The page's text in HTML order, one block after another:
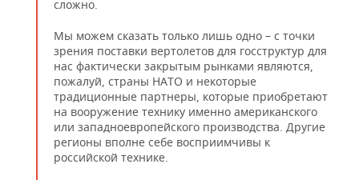
сложно.
Мы можем сказать только лишь одно – с точки
зрения поставки вертолетов для госструктур для
нас фактически закрытым рынками являются,
пожалуй, страны НАТО и некоторые
традиционные партнеры, которые приобретают
на вооружение технику именно американского
или западноевропейского производства. Другие
регионы вполне себе восприимчивы к
российской технике.